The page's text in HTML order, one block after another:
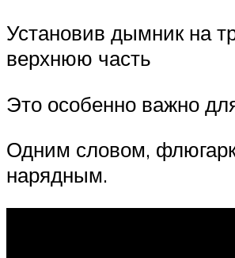
Установив дымник на
верхнюю часть
Это особенно важно
Одним словом,
нарядным.